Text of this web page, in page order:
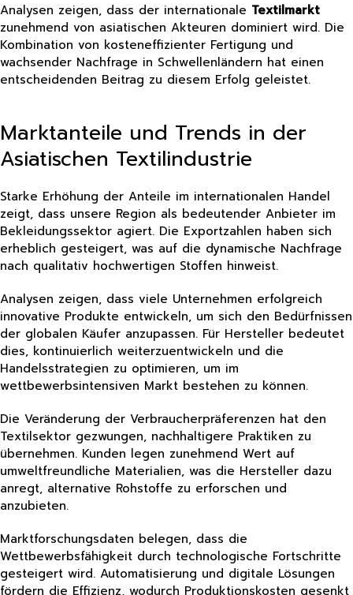
Analysen zeigen, dass der internationale Textilmarkt
zunehmend von asiatischen Akteuren dominiert wird. Die
Kombination von kosteneffizienter Fertigung und
wachsender Nachfrage in Schwellenländern hat einen
entscheidenden Beitrag zu diesem Erfolg geleistet.
Marktanteile und Trends in der
Asiatischen Textilindustrie
Starke Erhöhung der Anteile im internationalen Handel
zeigt, dass unsere Region als bedeutender Anbieter im
Bekleidungssektor agiert. Die Exportzahlen haben sich
erheblich gesteigert, was auf die dynamische Nachfrage
nach qualitativ hochwertigen Stoffen hinweist.
Analysen zeigen, dass viele Unternehmen erfolgreich
innovative Produkte entwickeln, um sich den Bedürfnissen
der globalen Käufer anzupassen. Für Hersteller bedeutet
dies, kontinuierlich weiterzuentwickeln und die
Handelsstrategien zu optimieren, um im
wettbewerbsintensiven Markt bestehen zu können.
Die Veränderung der Verbraucherpräferenzen hat den
Textilsektor gezwungen, nachhaltigere Praktiken zu
übernehmen. Kunden legen zunehmend Wert auf
umweltfreundliche Materialien, was die Hersteller dazu
anregt, alternative Rohstoffe zu erforschen und
anzubieten.
Marktforschungsdaten belegen, dass die
Wettbewerbsfähigkeit durch technologische Fortschritte
gesteigert wird. Automatisierung und digitale Lösungen
fördern die Effizienz, wodurch Produktionskosten gesenkt